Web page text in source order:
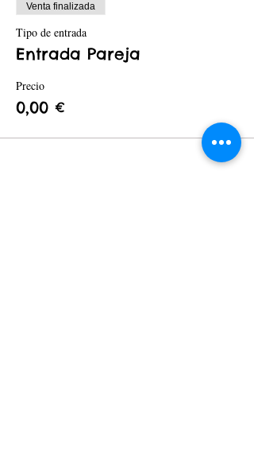
Venta finalizada
Tipo de entrada
Entrada Pareja
Precio
0,00 €